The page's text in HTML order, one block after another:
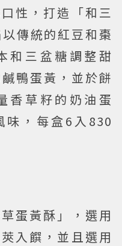
性，打造「和三
傳統的紅豆和棗
和三盆糖調整甜
鴨蛋黃，並於餅
香草籽的奶油蛋
味，每盒6入830
蛋黃酥」，選用
入饌，並且選用